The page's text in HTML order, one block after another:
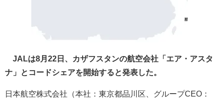
JALは8月22日、カザフスタンの航空会社「エア・アスタ
ナ」とコードシェアを開始すると発表した。
日本航空株式会社（本社：東京都品川区、グループCEO：